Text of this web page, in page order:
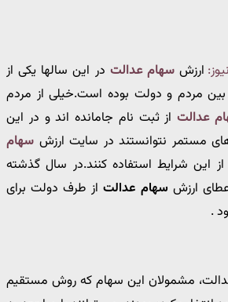
ارزشسهام عدالت در این سالها یکی از
بین مردم و دولت بوده است.خیلی از مردم
عدالت از ثبت نام جامانده اند و در این
مستمر نتوانستند در سایت ارزش سهام
این شرایط استفاده کنند.در سال گذشته
ارزش سهام عدالت از طرف دولت برای
.
مشمولان این سهام که روش مستقیم